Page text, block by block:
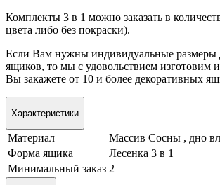
Комплекты 3 в 1 можно заказать в
цвета либо без покраски).
Если Вам нужны индивидуальные размеры
ящиков, то мы с удовольствием изготовим
Вы закажете от 10 и более декоративных
Характеристики
Материал
Массив Сосны , дно
Форма ящика
Лесенка 3 в 1
Минимальный заказ 2